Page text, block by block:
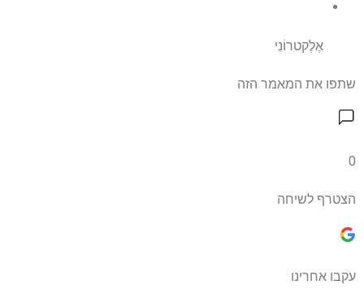
אֶלֶקטרוֹנִי
שתפו את המאמר הזה
0
הצטרף לשיחה
עקבו אחרינו